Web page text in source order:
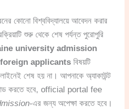
কোনো বিশ্ববিদ্যালয়ে আবেদন করার
শুরু থেকে শেষ পর্যন্ত পুরোপুরি
university admission
applicants বিষয়টি
শেষ হয় না। আপনাকে অ্যাকাউন্ট
করতে হবে, official portal fee
-এর জন্য অপেক্ষা করতে হবে।